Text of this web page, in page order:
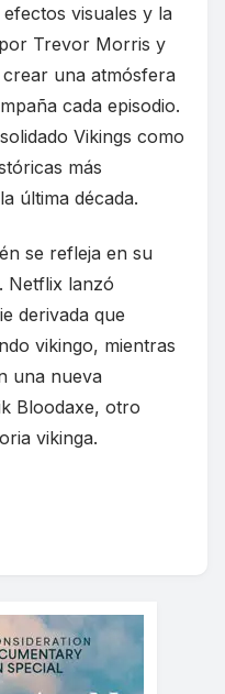
visuales y la
Trevor Morris y
una atmósfera
cada episodio.
Vikings como
más
última década.
se refleja en su
Netflix lanzó
derivada que
vikingo, mientras
una nueva
Bloodaxe, otro
vikinga.